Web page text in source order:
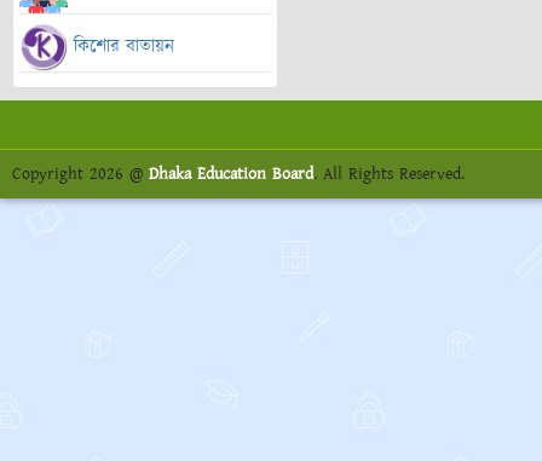
কিশোর বাতায়ন
Copyright 2026 @ Dhaka Education Board. All Rights Reserved.